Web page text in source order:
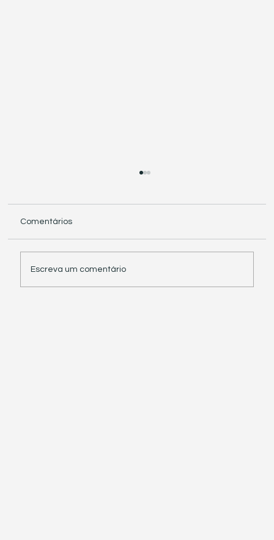
Comentários
Escreva um comentário